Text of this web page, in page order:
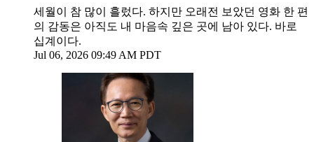
세월이 참 많이 흘렀다. 하지만 오래전 보았던 영화 한 편
의 감동은 아직도 내 마음속 깊은 곳에 남아 있다. 바로
십계이다.
Jul 06, 2026 09:49 AM PDT